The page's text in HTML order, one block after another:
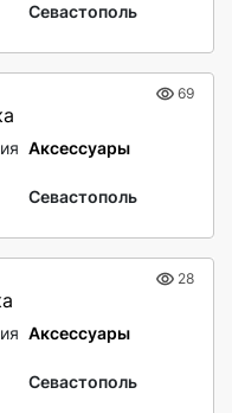
Севастополь
69
Аксессуары
Севастополь
28
Аксессуары
Севастополь